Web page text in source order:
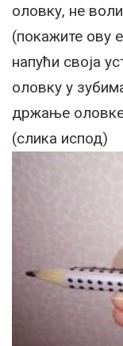
оловку, не
(покажите ову
напући своја
оловку у
држање
(слика испод)